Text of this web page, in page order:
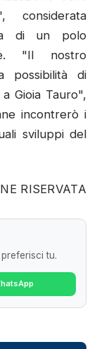
considerata
di un polo
"Il nostro
possibilità di
Gioia Tauro",
incontrerò i
sviluppi del
RISERVATA
tu.